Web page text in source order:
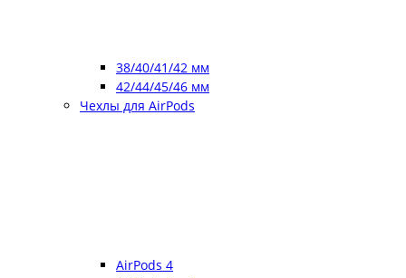
38/40/41/42 мм
42/44/45/46 мм
Чехлы для AirPods
AirPods 4